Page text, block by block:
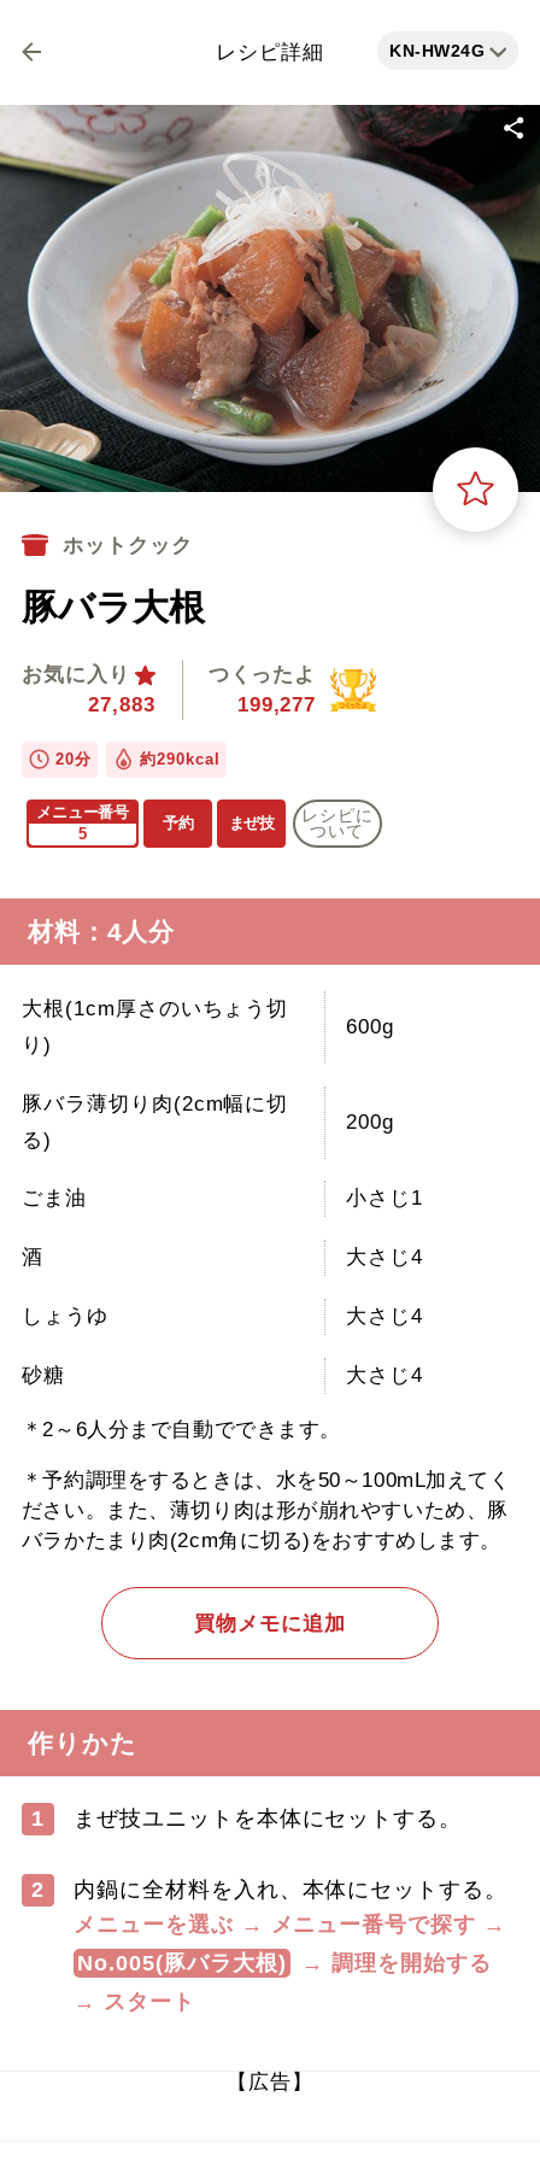
レシピ詳細 KN-HW24G
ホットクック
豚バラ大根
お気に入り
27,883
つくったよ
199,277
20分 約290kcal
メニュー番号
5
予約 まぜ技
レシピに
ついて
材料：4人分
大根(1cm厚さのいちょう切
り)
600g
豚バラ薄切り肉(2cm幅に切
る)
200g
ごま油 小さじ1
酒 大さじ4
しょうゆ 大さじ4
砂糖 大さじ4
＊2～6人分まで自動でできます。
＊予約調理をするときは、水を50～100mL加えてく
ださい。また、薄切り肉は形が崩れやすいため、豚
バラかたまり肉(2cm角に切る)をおすすめします。
買物メモに追加
作りかた
1 まぜ技ユニットを本体にセットする。
2
内鍋に全材料を入れ、本体にセットする。
メニューを選ぶ → メニュー番号で探す →
No.005(豚バラ大根)
→ 調理を開始する
→ スタート
【広告】